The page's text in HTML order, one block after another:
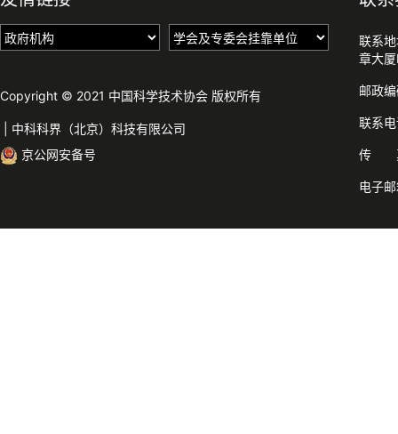
Copyright © 2021 中国科学技术协会 版权所有
中科科界（北京）科技有限公司
京公网安备号
联系
章大
邮政
联系
传 真
电子